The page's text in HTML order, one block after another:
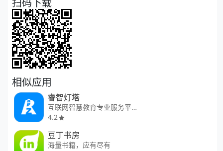
扫码下载
相似应用
睿智灯塔
互联网智慧教育专业服务平台
4.2
豆丁书房
海量书籍，应有尽有